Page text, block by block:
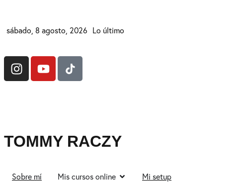
sábado, 8 agosto, 2026 Lo último
TOMMY RACZY
Sobre mí Mis cursos online Mi setup